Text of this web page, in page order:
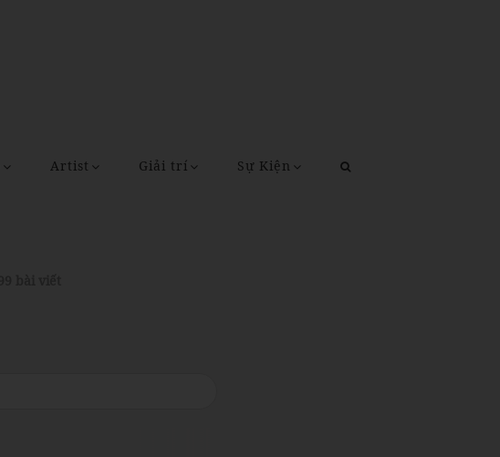
Artist Giải trí Sự Kiện